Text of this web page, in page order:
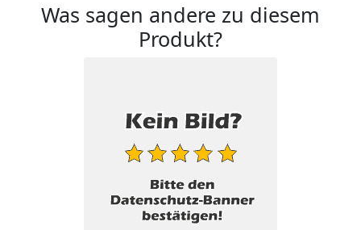
Was sagen andere zu diesem
Produkt?